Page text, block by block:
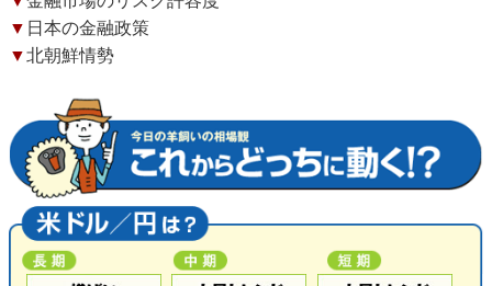
▼ 日本の金融政策
▼北朝鮮情勢